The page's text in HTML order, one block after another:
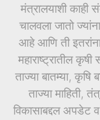
मंत्रालयाशी काही
चालवला जातो
आहे आणि ती
महाराष्ट्रातील
ताज्या बातम्या,
ताज्या माहिती,
विकासाबद्दल अपडेट